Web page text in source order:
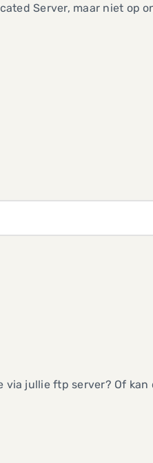
Server, maar niet op
jullie ftp server? Of kan